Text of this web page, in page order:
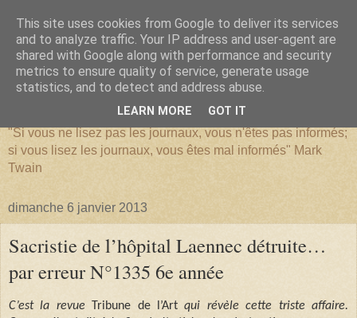
SERIATIM
"Si vous ne lisez pas les journaux, vous n'êtes pas informés;
si vous lisez les journaux, vous êtes mal informés" Mark
Twain
dimanche 6 janvier 2013
Sacristie de l’hôpital Laennec détruite…
par erreur N°1335 6e année
C’est la revue Tribune de l’Art qui révèle cette triste affaire.
This site uses cookies from Google to deliver its services
and to analyze traffic. Your IP address and user-agent are
shared with Google along with performance and security
metrics to ensure quality of service, generate usage
statistics, and to detect and address abuse.
LEARN MORE GOT IT